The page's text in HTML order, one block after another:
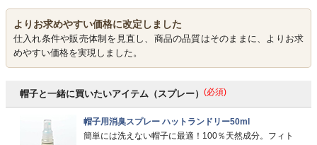
よりお求めやすい価格に改定しました
仕入れ条件や販売体制を見直し、商品の品質はそのままに、よりお求
めやすい価格を実現しました。
帽子と一緒に買いたいアイテム（スプレー） (必須)
帽子用消臭スプレー ハットランドリー50ml
簡単には洗えない帽子に最適！100％天然成分。フィト